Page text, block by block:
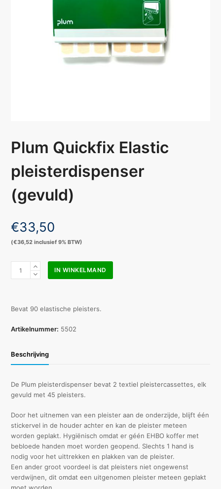
Plum Quickfix Elastic
pleisterdispenser
(gevuld)
€33,50
(€36,52 inclusief 9% BTW)
Quickfix
(gevuld)
IN WINKELMAND
Bevat 90 elastische pleisters.
Artikelnummer: 5502
Beschrijving
De Plum pleisterdispenser bevat 2 textiel pleistercassettes, elk
gevuld met 45 pleisters.
Door het uitnemen van een pleister aan de onderzijde, blijft één
stickervel in de houder achter en kan de pleister meteen
worden geplakt. Hygiënisch omdat er géén EHBO koffer met
bebloede handen moet worden geopend. Slechts 1 hand is
nodig voor het uittrekken en plakken van de pleister.
Een ander groot voordeel is dat pleisters niet ongewenst
verdwijnen, dit omdat een uitgenomen pleister meteen geplakt